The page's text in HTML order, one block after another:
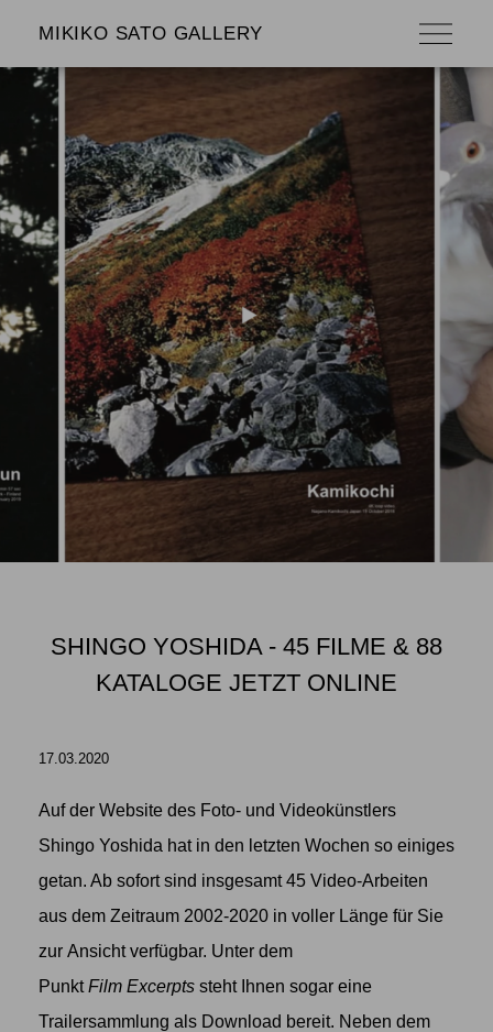
MIKIKO SATO GALLERY
SHINGO YOSHIDA - 45 FILME & 88
KATALOGE JETZT ONLINE
17.03.2020
Auf der Website des Foto- und Videokünstlers
Shingo Yoshida hat in den letzten Wochen so einiges
getan. Ab sofort sind insgesamt 45 Video-Arbeiten
aus dem Zeitraum 2002-2020 in voller Länge für Sie
zur Ansicht verfügbar. Unter dem
PunktFilm Excerpts steht Ihnen sogar eine
Trailersammlung als Download bereit. Neben dem